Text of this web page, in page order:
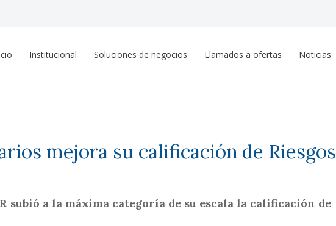
Institucional Soluciones de negocios Llamados a ofertas Noticias
mejora su calificación de Riesgos
subió a la máxima categoría de su escala la calificación de